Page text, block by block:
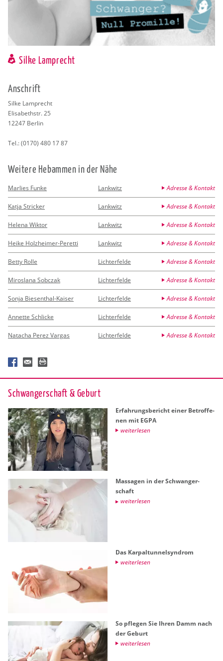
Silke Lamprecht
An­schrift
Silke Lam­precht
Eli­sa­beth­str. 25
12247 Ber­lin
Tel.:(0170) 480 17 87
Wei­te­re Heb­am­men in der Nähe
Marlies Funke Lankwitz Adresse & Kontakt
Katja Stricker Lankwitz Adresse & Kontakt
Helena Wiktor Lankwitz Adresse & Kontakt
Heike Holzheimer-Peretti Lankwitz Adresse & Kontakt
Betty Rolle Lichterfelde Adresse & Kontakt
Miroslana Sobczak Lichterfelde Adresse & Kontakt
Sonja Biesenthal-Kaiser Lichterfelde Adresse & Kontakt
Annette Schlicke Lichterfelde Adresse & Kontakt
Natacha Perez Vargas Lichterfelde Adresse & Kontakt
Schwan­ger­schaft & Ge­burt
Er­fah­rungs­be­richt einer Be­trof­fe­
nen mit EGPA
wei­ter­le­sen
Mas­sa­gen in der Schwan­ger­
schaft
wei­ter­le­sen
Das Kar­pal­tun­nel­syn­drom
wei­ter­le­sen
So pfle­gen Sie Ihren Damm nach
der Ge­burt
wei­ter­le­sen